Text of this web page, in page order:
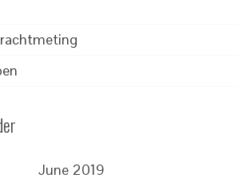
June 2019